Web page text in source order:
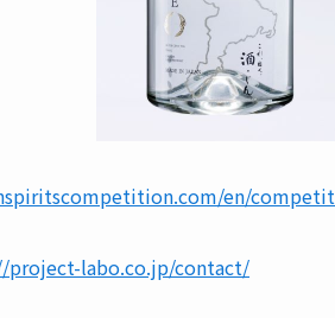
en/
project-labo.co.jp/contact/